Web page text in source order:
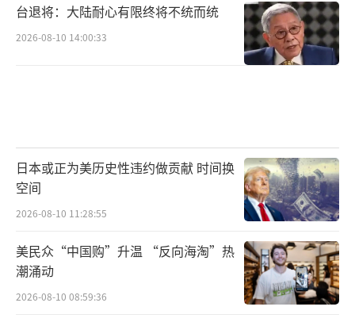
台退将：大陆耐心有限终将不统而统
2026-08-10 14:00:33
日本或正为美历史性违约做贡献 时间换
空间
2026-08-10 11:28:55
美民众“中国购”升温 “反向海淘”热
潮涌动
2026-08-10 08:59:36